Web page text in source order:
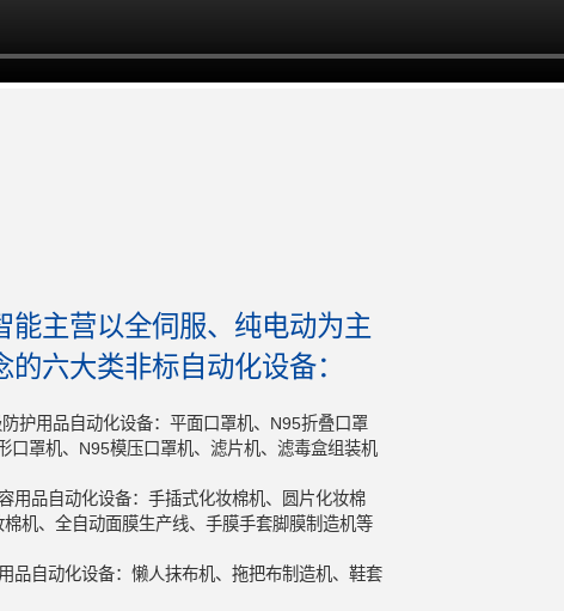
能主营以全伺服、纯电动为主
的六大类非标自动化设备：
护用品自动化设备：平面口罩机、N95折叠口罩
口罩机、N95模压口罩机、滤片机、滤毒盒组装机
用品自动化设备：手插式化妆棉机、圆片化妆棉
机、全自动面膜生产线、手膜手套脚膜制造机等
品自动化设备：懒人抹布机、拖把布制造机、鞋套